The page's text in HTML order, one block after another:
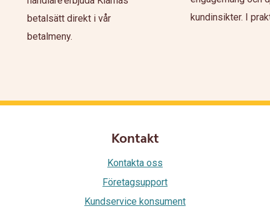
betalsätt direkt i vår
betalmeny.
kundinsikter. I
Kontakt
Kontakta oss
Företagsupport
Kundservice konsument